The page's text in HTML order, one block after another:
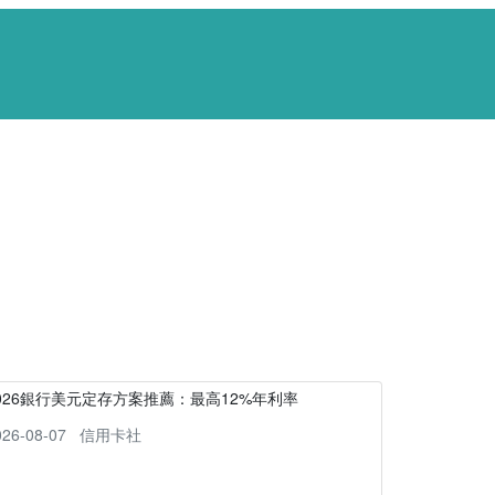
銀行美元定存方案推薦：最高12%年利率
08-07
信用卡社